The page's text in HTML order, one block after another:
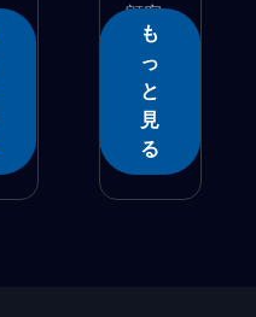
顧客
が...
も
っ
と
見
る